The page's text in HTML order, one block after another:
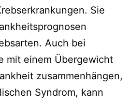
Sie
Auch bei
mit einem Übergewicht
zusammenhängen,
Syndrom, kann